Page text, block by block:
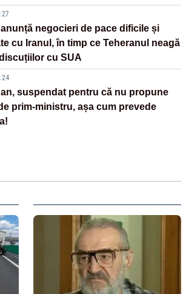
negocieri de pace dificile și
cu Iranul, în timp ce Teheranul neagă
cu SUA
suspendat pentru că nu propune
prim-ministru, așa cum prevede